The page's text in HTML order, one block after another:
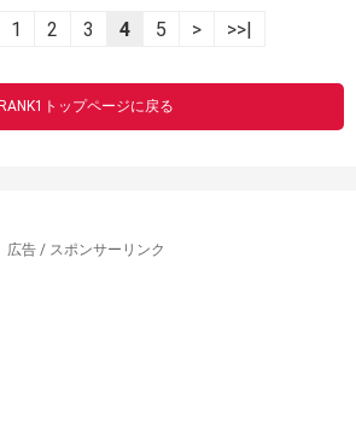
1 2 3 4 5 > >>|
トップページに戻る
広告 / スポンサーリンク